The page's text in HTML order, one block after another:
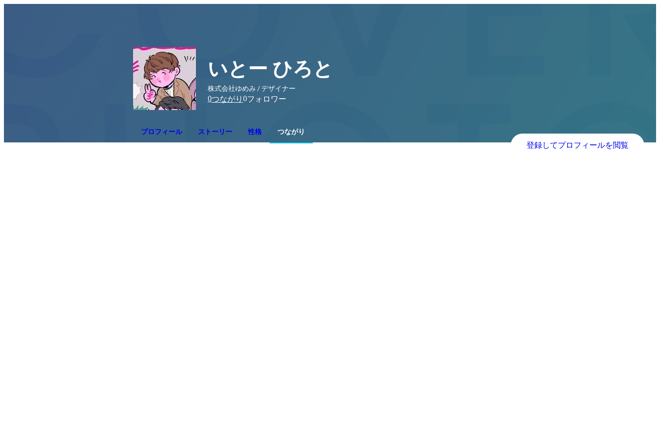
いとー ひろと
株式会社ゆめみ / デザイナー
0つながり 0フォロワー
プロフィール ストーリー 性格 つながり
登録してプロフィールを閲覧